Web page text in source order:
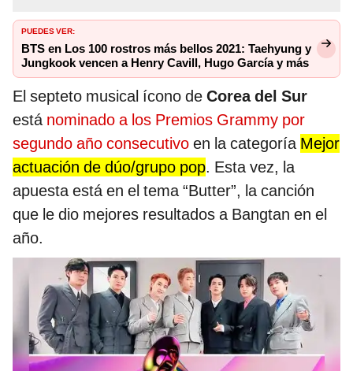
PUEDES VER:
BTS en Los 100 rostros más bellos 2021: Taehyung y
Jungkook vencen a Henry Cavill, Hugo García y más
El septeto musical ícono de Corea del Sur
está nominado a los Premios Grammy por
segundo año consecutivo en la categoría Mejor
actuación de dúo/grupo pop. Esta vez, la
apuesta está en el tema “Butter”, la canción
que le dio mejores resultados a Bangtan en el
año.